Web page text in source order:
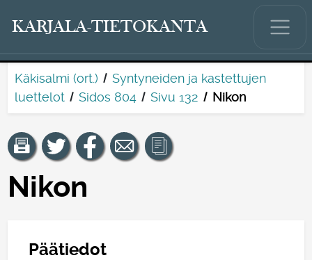
KARJALA-TIETOKANTA
Käkisalmi (ort.)
Syntyneiden ja kastettujen
luettelot
Sidos 804 Sivu 132 Nikon
Nikon
Päätiedot